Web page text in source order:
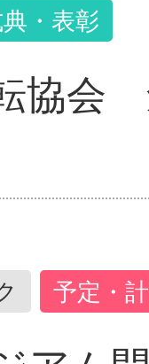
・表彰
協会
予定・